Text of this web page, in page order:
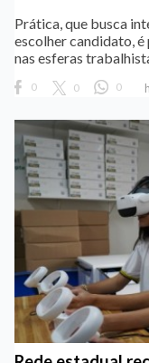
Prática, que busca
escolher candidato,
nas esferas
0 0 0